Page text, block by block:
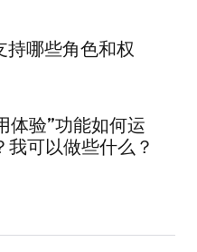
持哪些角色和权
体验”功能如何运
可以做些什么？